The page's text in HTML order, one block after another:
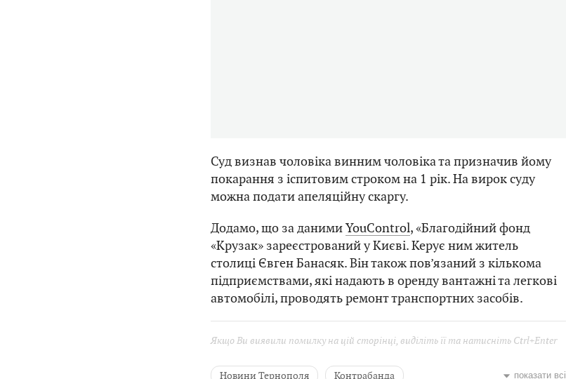
‍️Суд визнав чоловіка винним чоловіка та призначив йому
покарання з іспитовим строком на 1 рік. На вирок суду
можна подати апеляційну скаргу.
Додамо, що за данимиYouControl, «Благодійний фонд
«Крузак» зареєстрований у Києві. Керує ним житель
столиці Євген Банасяк. Він також пов’язаний з кількома
підприємствами, які надають в оренду вантажні та легкові
автомобілі, проводять ремонт транспортних засобів.
Якщо Ви виявили помилку на цій сторінці, виділіть її та натисніть Ctrl+Enter
Новини Тернополя Контрабанда показати всі